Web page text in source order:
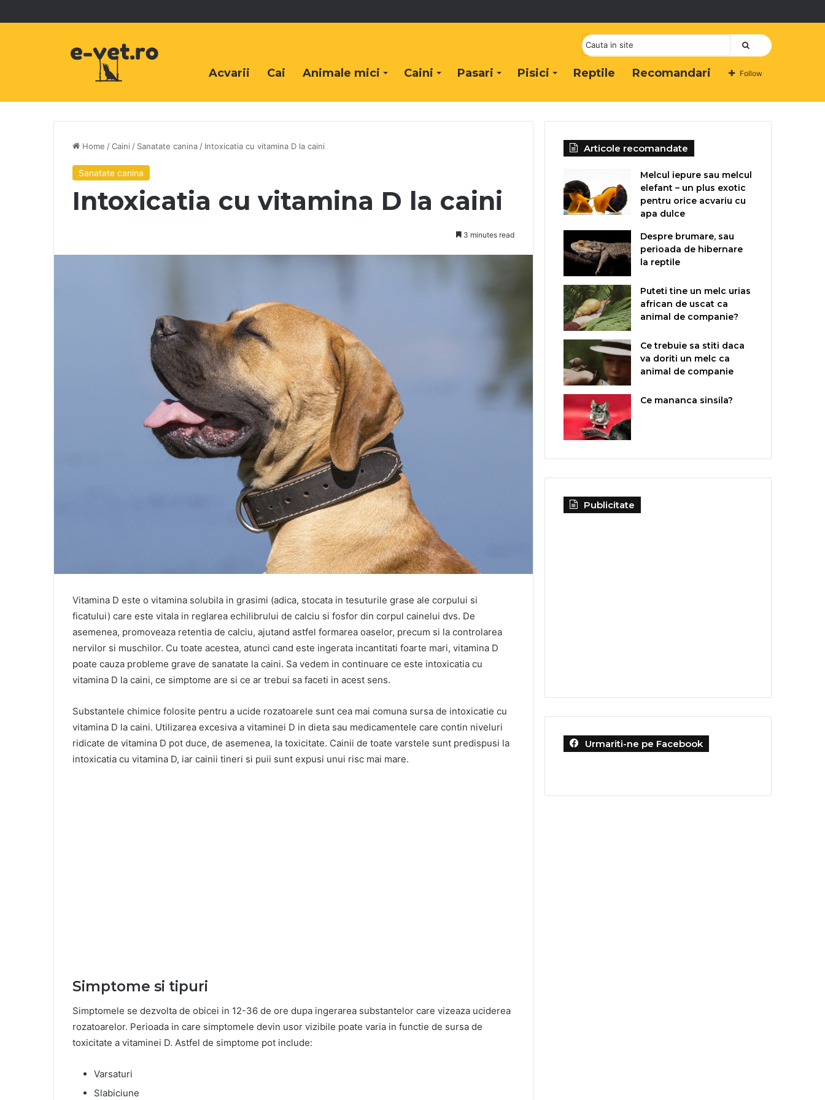
Cauta
Acvarii Cai Animale mici Caini Pasari Pisici Reptile Recomandari Follow
Home /Caini / Sanatate canina / Intoxicatia cu vitamina D la caini
Sanatate canina
Intoxicatia cu vitamina D la caini
3 minutes read
Vitamina D este o vitamina solubila in grasimi (adica, stocata in tesuturile grase ale corpului si
ficatului) care este vitala in reglarea echilibrului de calciu si fosfor din corpul cainelui dvs. De
asemenea, promoveaza retentia de calciu, ajutand astfel formarea oaselor, precum si la controlarea
nervilor si muschilor. Cu toate acestea, atunci cand este ingerata incantitati foarte mari, vitamina D
poate cauza probleme grave de sanatate la caini. Sa vedem in continuare ce este intoxicatia cu
vitamina D la caini, ce simptome are si ce ar trebui sa faceti in acest sens.
Substantele chimice folosite pentru a ucide rozatoarele sunt cea mai comuna sursa de intoxicatie cu
vitamina D la caini. Utilizarea excesiva a vitaminei D in dieta sau medicamentele care contin niveluri
ridicate de vitamina D pot duce, de asemenea, la toxicitate. Cainii de toate varstele sunt predispusi la
intoxicatia cu vitamina D, iar cainii tineri si puii sunt expusi unui risc mai mare.
Simptome si tipuri
Simptomele se dezvolta de obicei in 12-36 de ore dupa ingerarea substantelor care vizeaza uciderea
rozatoarelor. Perioada in care simptomele devin usor vizibile poate varia in functie de sursa de
toxicitate a vitaminei D. Astfel de simptome pot include:
Varsaturi
Slabiciune
Articole recomandate
Melcul iepure sau melcul
elefant – un plus exotic
pentru orice acvariu cu
apa dulce
Despre brumare, sau
perioada de hibernare
la reptile
Puteti tine un melc urias
african de uscat ca
animal de companie?
Ce trebuie sa stiti daca
va doriti un melc ca
animal de companie
Ce mananca sinsila?
Publicitate
Urmariti-ne pe Facebook